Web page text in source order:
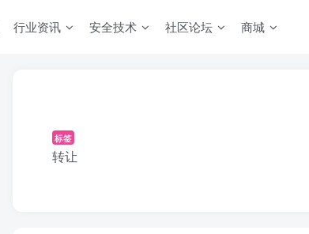
行业资讯 安全技术 社区论坛 商城
标签
转让